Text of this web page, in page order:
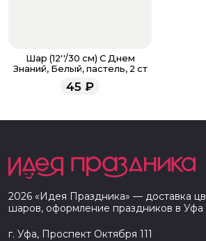
Шар (12''/30 см) С Днем
Знаний, Белый, пастель, 2 ст
45 ₽
2026 «Идея Праздника» — доставка
шаров, оформление праздников в Уфа
г. Уфа, Проспект Октября 111